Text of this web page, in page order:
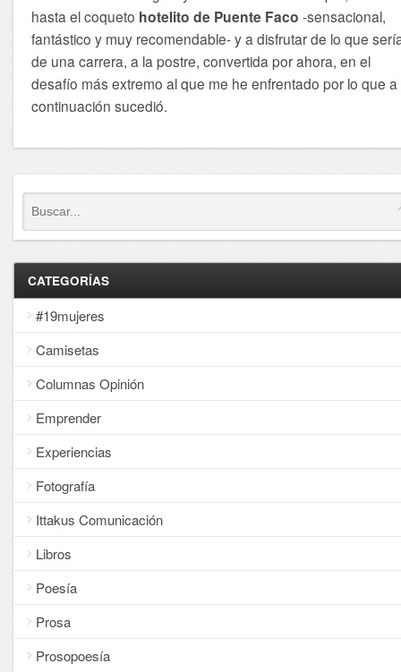
hasta el coqueto hotelito de Puente Faco -sensacional,
fantástico y muy recomendable- y a disfrutar de lo que
de una carrera, a la postre, convertida por ahora, en el
desafío más extremo al que me he enfrentado por lo que a
continuación sucedió.
CATEGORÍAS
#19mujeres
Camisetas
Columnas Opinión
Emprender
Experiencias
Fotografía
Ittakus Comunicación
Libros
Poesía
Prosa
Prosopoesía